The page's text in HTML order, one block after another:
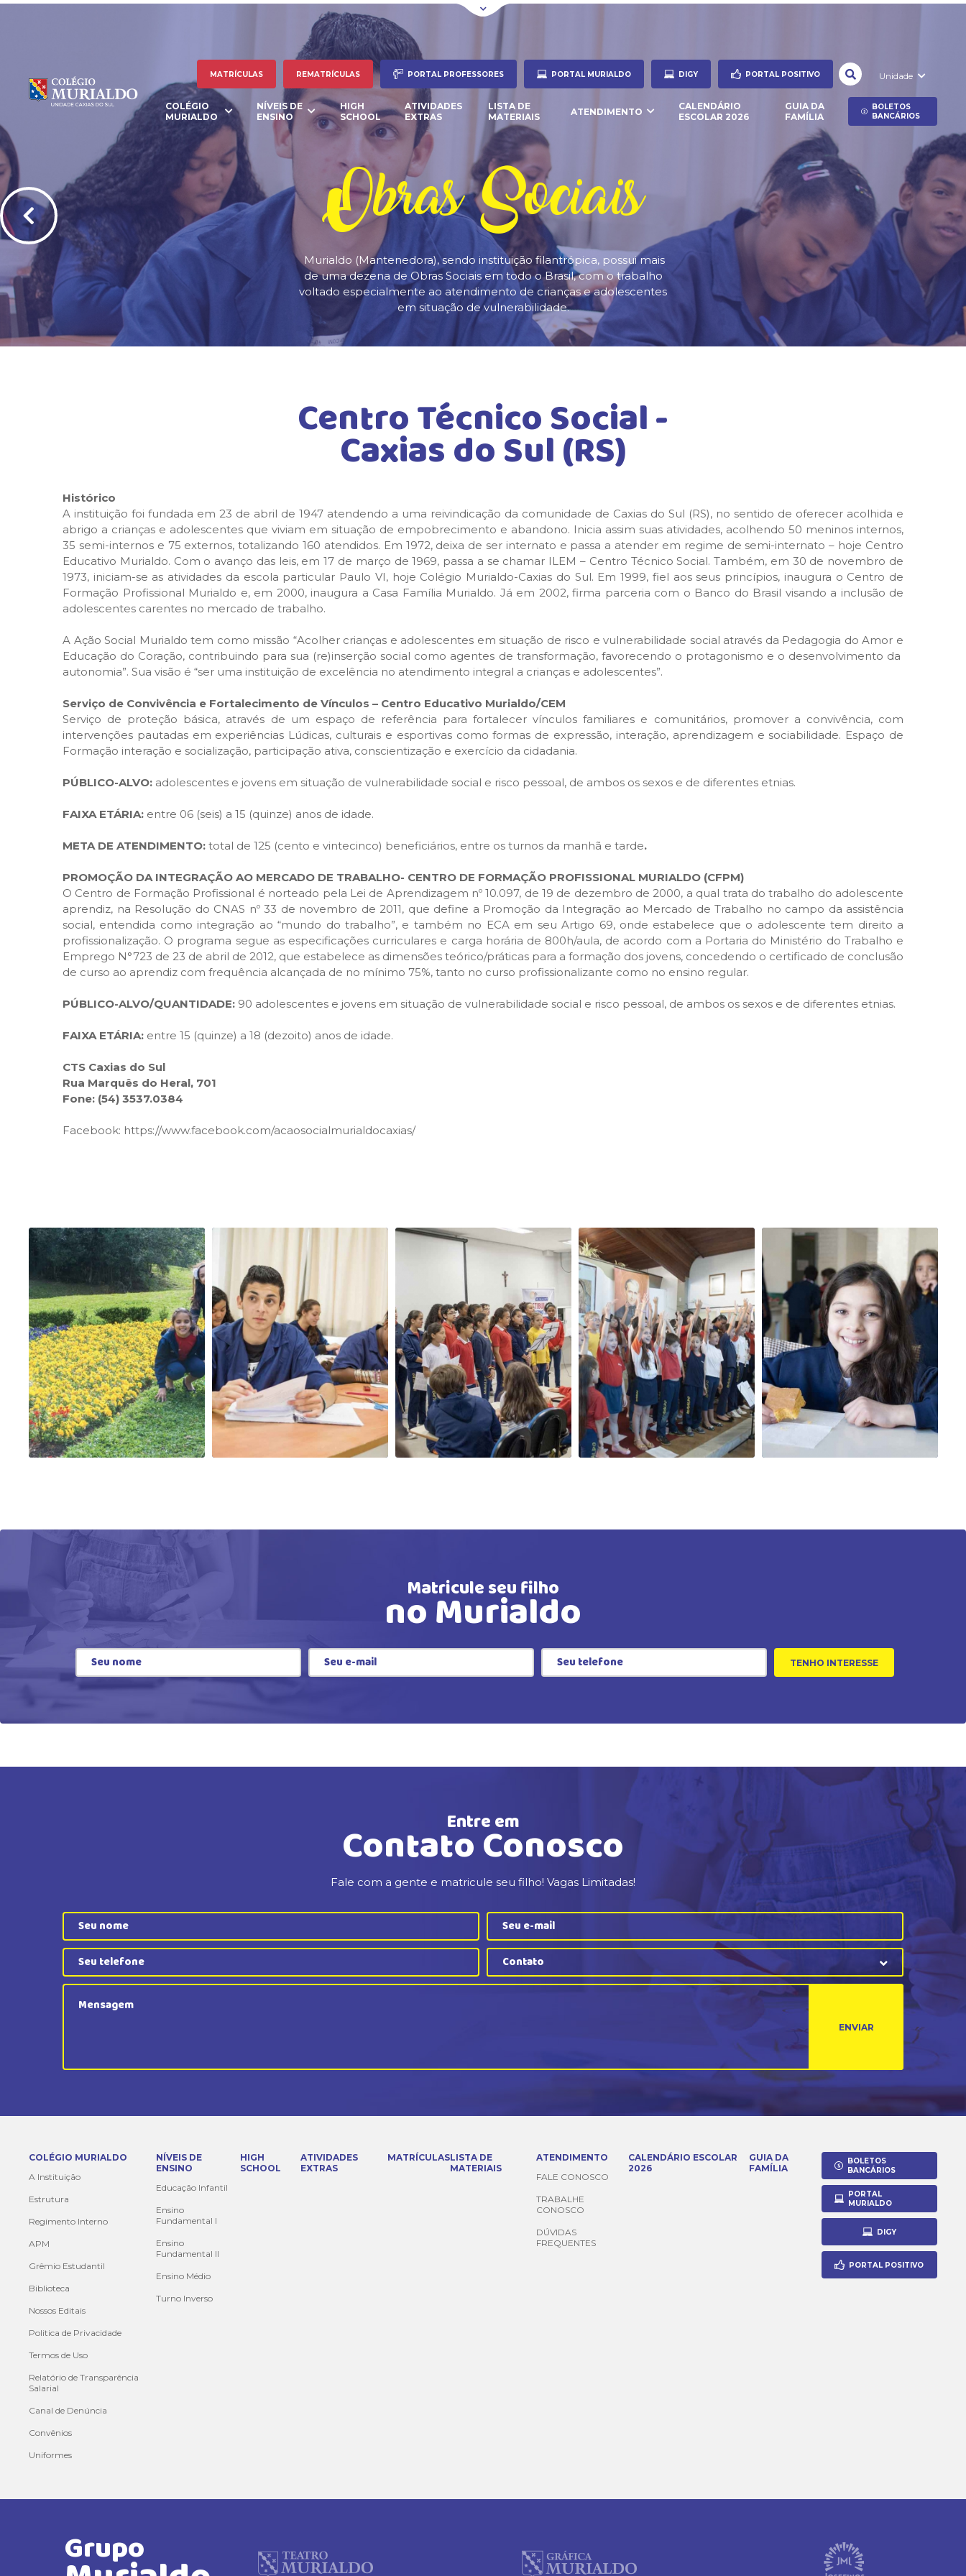
MATRÍCULAS REMATRÍCULAS PORTAL PROFESSORES PORTAL MURIALDO DIGY PORTAL POSITIVO Unidade
COLÉGIO
MURIALDO
NÍVEIS DE
ENSINO
HIGH
SCHOOL
ATIVIDADES
EXTRAS
LISTA DE
MATERIAIS
ATENDIMENTO
CALENDÁRIO
ESCOLAR 2026
GUIA DA
FAMÍLIA
BOLETOS
BANCÁRIOS
Obras Sociais
Murialdo (Mantenedora), sendo instituição filantrópica, possui mais
de uma dezena de Obras Sociais em todo o Brasil, com o trabalho
voltado especialmente ao atendimento de crianças e adolescentes
em situação de vulnerabilidade.
Centro Técnico Social -
Caxias do Sul (RS)
Histórico
A instituição foi fundada em 23 de abril de 1947 atendendo a uma reivindicação da comunidade de Caxias do Sul (RS), no sentido de oferecer acolhida e
abrigo a crianças e adolescentes que viviam em situação de empobrecimento e abandono. Inicia assim suas atividades, acolhendo 50 meninos internos,
35 semi-internos e 75 externos, totalizando 160 atendidos. Em 1972, deixa de ser internato e passa a atender em regime de semi-internato – hoje Centro
Educativo Murialdo. Com o avanço das leis, em 17 de março de 1969, passa a se chamar ILEM – Centro Técnico Social. Também, em 30 de novembro de
1973, iniciam-se as atividades da escola particular Paulo VI, hoje Colégio Murialdo-Caxias do Sul. Em 1999, fiel aos seus princípios, inaugura o Centro de
Formação Profissional Murialdo e, em 2000, inaugura a Casa Família Murialdo. Já em 2002, firma parceria com o Banco do Brasil visando a inclusão de
adolescentes carentes no mercado de trabalho.
A Ação Social Murialdo tem como missão “Acolher crianças e adolescentes em situação de risco e vulnerabilidade social através da Pedagogia do Amor e
Educação do Coração, contribuindo para sua (re)inserção social como agentes de transformação, favorecendo o protagonismo e o desenvolvimento da
autonomia”. Sua visão é “ser uma instituição de excelência no atendimento integral a crianças e adolescentes”.
Serviço de Convivência e Fortalecimento de Vínculos – Centro Educativo Murialdo/CEM
Serviço de proteção básica, através de um espaço de referência para fortalecer vínculos familiares e comunitários, promover a convivência, com
intervenções pautadas em experiências Lúdicas, culturais e esportivas como formas de expressão, interação, aprendizagem e sociabilidade. Espaço de
Formação interação e socialização, participação ativa, conscientização e exercício da cidadania.
PÚBLICO-ALVO: adolescentes e jovens em situação de vulnerabilidade social e risco pessoal, de ambos os sexos e de diferentes etnias.
FAIXA ETÁRIA: entre 06 (seis) a 15 (quinze) anos de idade.
META DE ATENDIMENTO: total de 125 (cento e vintecinco) beneficiários, entre os turnos da manhã e tarde.
PROMOÇÃO DA INTEGRAÇÃO AO MERCADO DE TRABALHO- CENTRO DE FORMAÇÃO PROFISSIONAL MURIALDO (CFPM)
O Centro de Formação Profissional é norteado pela Lei de Aprendizagem nº 10.097, de 19 de dezembro de 2000, a qual trata do trabalho do adolescente
aprendiz, na Resolução do CNAS nº 33 de novembro de 2011, que define a Promoção da Integração ao Mercado de Trabalho no campo da assistência
social, entendida como integração ao “mundo do trabalho”, e também no ECA em seu Artigo 69, onde estabelece que o adolescente tem direito a
profissionalização. O programa segue as especificações curriculares e carga horária de 800h/aula, de acordo com a Portaria do Ministério do Trabalho e
Emprego N°723 de 23 de abril de 2012, que estabelece as dimensões teórico/práticas para a formação dos jovens, concedendo o certificado de conclusão
de curso ao aprendiz com frequência alcançada de no mínimo 75%, tanto no curso profissionalizante como no ensino regular.
PÚBLICO-ALVO/QUANTIDADE: 90 adolescentes e jovens em situação de vulnerabilidade social e risco pessoal, de ambos os sexos e de diferentes etnias.
FAIXA ETÁRIA: entre 15 (quinze) a 18 (dezoito) anos de idade.
CTS Caxias do Sul
Rua Marquês do Heral, 701
Fone: (54) 3537.0384
Facebook: https://www.facebook.com/acaosocialmurialdocaxias/
Matricule seu filho
no Murialdo
TENHO INTERESSE
Entre em
Contato Conosco
Fale com a gente e matricule seu filho! Vagas Limitadas!
Contato
ENVIAR
COLÉGIO MURIALDO
A Instituição
Estrutura
Regimento Interno
APM
Grêmio Estudantil
Biblioteca
Nossos Editais
Politica de Privacidade
Termos de Uso
Relatório de Transparência
Salarial
Canal de Denúncia
Convênios
Uniformes
NÍVEIS DE
ENSINO
Educação Infantil
Ensino
Fundamental I
Ensino
Fundamental II
Ensino Médio
Turno Inverso
HIGH
SCHOOL
ATIVIDADES
EXTRAS
MATRÍCULASLISTA DE
MATERIAIS
ATENDIMENTO
FALE CONOSCO
TRABALHE
CONOSCO
DÚVIDAS
FREQUENTES
CALENDÁRIO ESCOLAR
2026
GUIA DA
FAMÍLIA
BOLETOS
BANCÁRIOS
PORTAL
MURIALDO
DIGY
PORTAL POSITIVO
Grupo